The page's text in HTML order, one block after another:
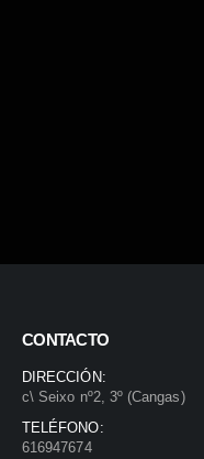
CONTACTO
DIRECCIÓN:
c\ Seixo nº2, 3º (Cangas)
TELÉFONO:
616947674